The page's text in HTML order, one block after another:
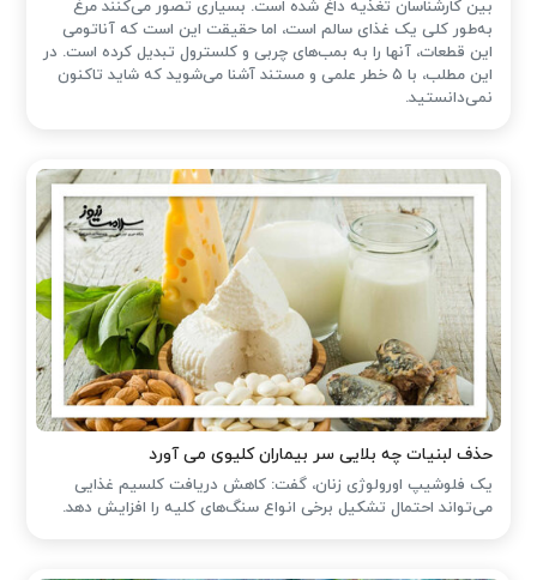
بین کارشناسان تغذیه داغ شده است. بسیاری تصور می‌کنند مرغ
به‌طور کلی یک غذای سالم است، اما حقیقت این است که آناتومی
این قطعات، آنها را به بمب‌های چربی و کلسترول تبدیل کرده است. در
این مطلب، با ۵ خطر علمی و مستند آشنا می‌شوید که شاید تاکنون
نمی‌دانستید.
حذف لبنیات چه بلایی سر بیماران کلیوی می آورد
یک فلوشیپ اورولوژی زنان، گفت: کاهش دریافت کلسیم غذایی
می‌تواند احتمال تشکیل برخی انواع سنگ‌های کلیه را افزایش دهد.